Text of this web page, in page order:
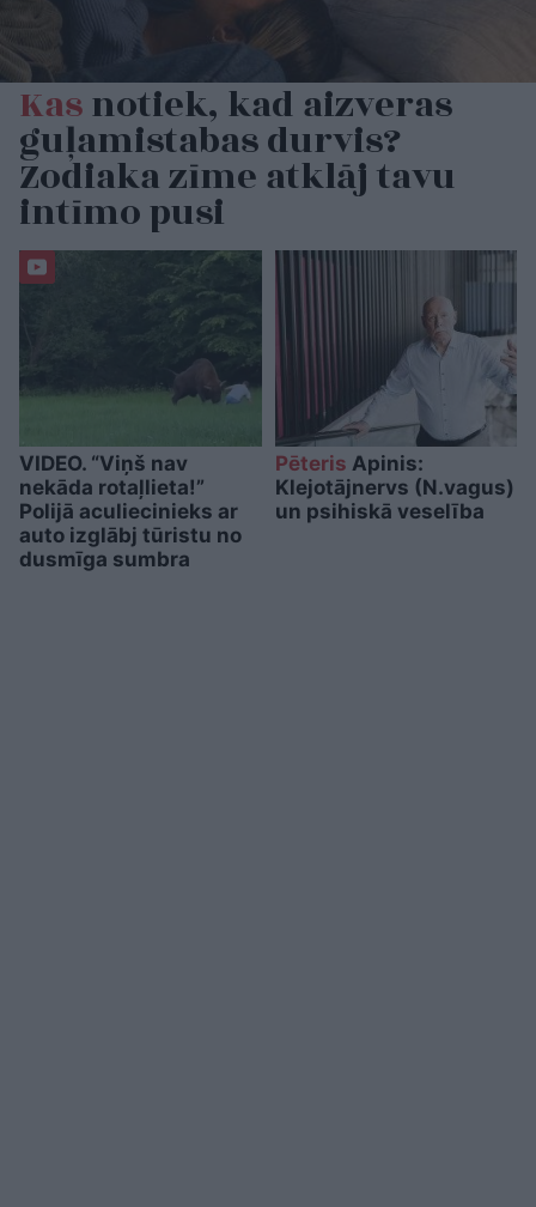
Kasnotiek, kad aizveras
guļamistabas durvis?
Zodiaka zīme atklāj tavu
intīmo pusi
VIDEO. “Viņš nav
nekāda rotaļlieta!”
Polijā aculiecinieks ar
auto izglābj tūristu no
dusmīga sumbra
Pēteris Apinis:
Klejotājnervs (N.vagus)
un psihiskā veselība